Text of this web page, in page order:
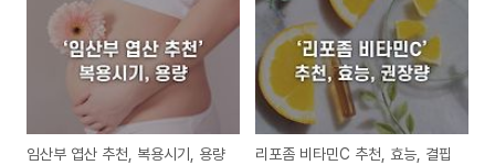
임산부 엽산 추천, 복용시기, 용량
리포좀 비타민C 추천, 효능, 결핍